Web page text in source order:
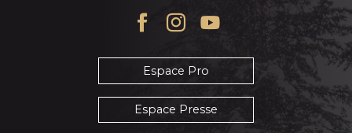
Espace Pro
Espace Presse